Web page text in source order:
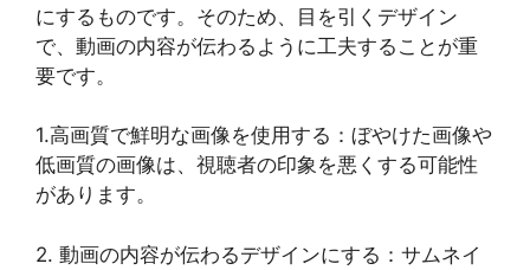
にするものです。そのため、目を引くデザイン
で、動画の内容が伝わるように工夫することが重
要です。
1.高画質で鮮明な画像を使用する：ぼやけた画像や
低画質の画像は、視聴者の印象を悪くする可能性
があります。
2. 動画の内容が伝わるデザインにする：サムネイ